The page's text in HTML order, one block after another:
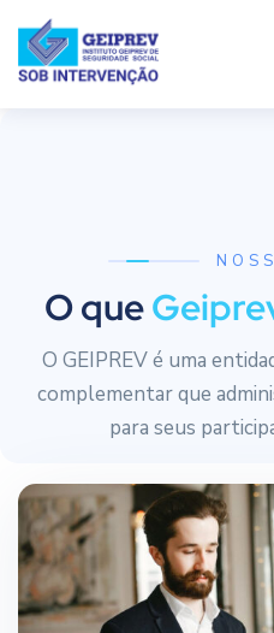
O que
O GEIPREV é uma
complementar que
para seus